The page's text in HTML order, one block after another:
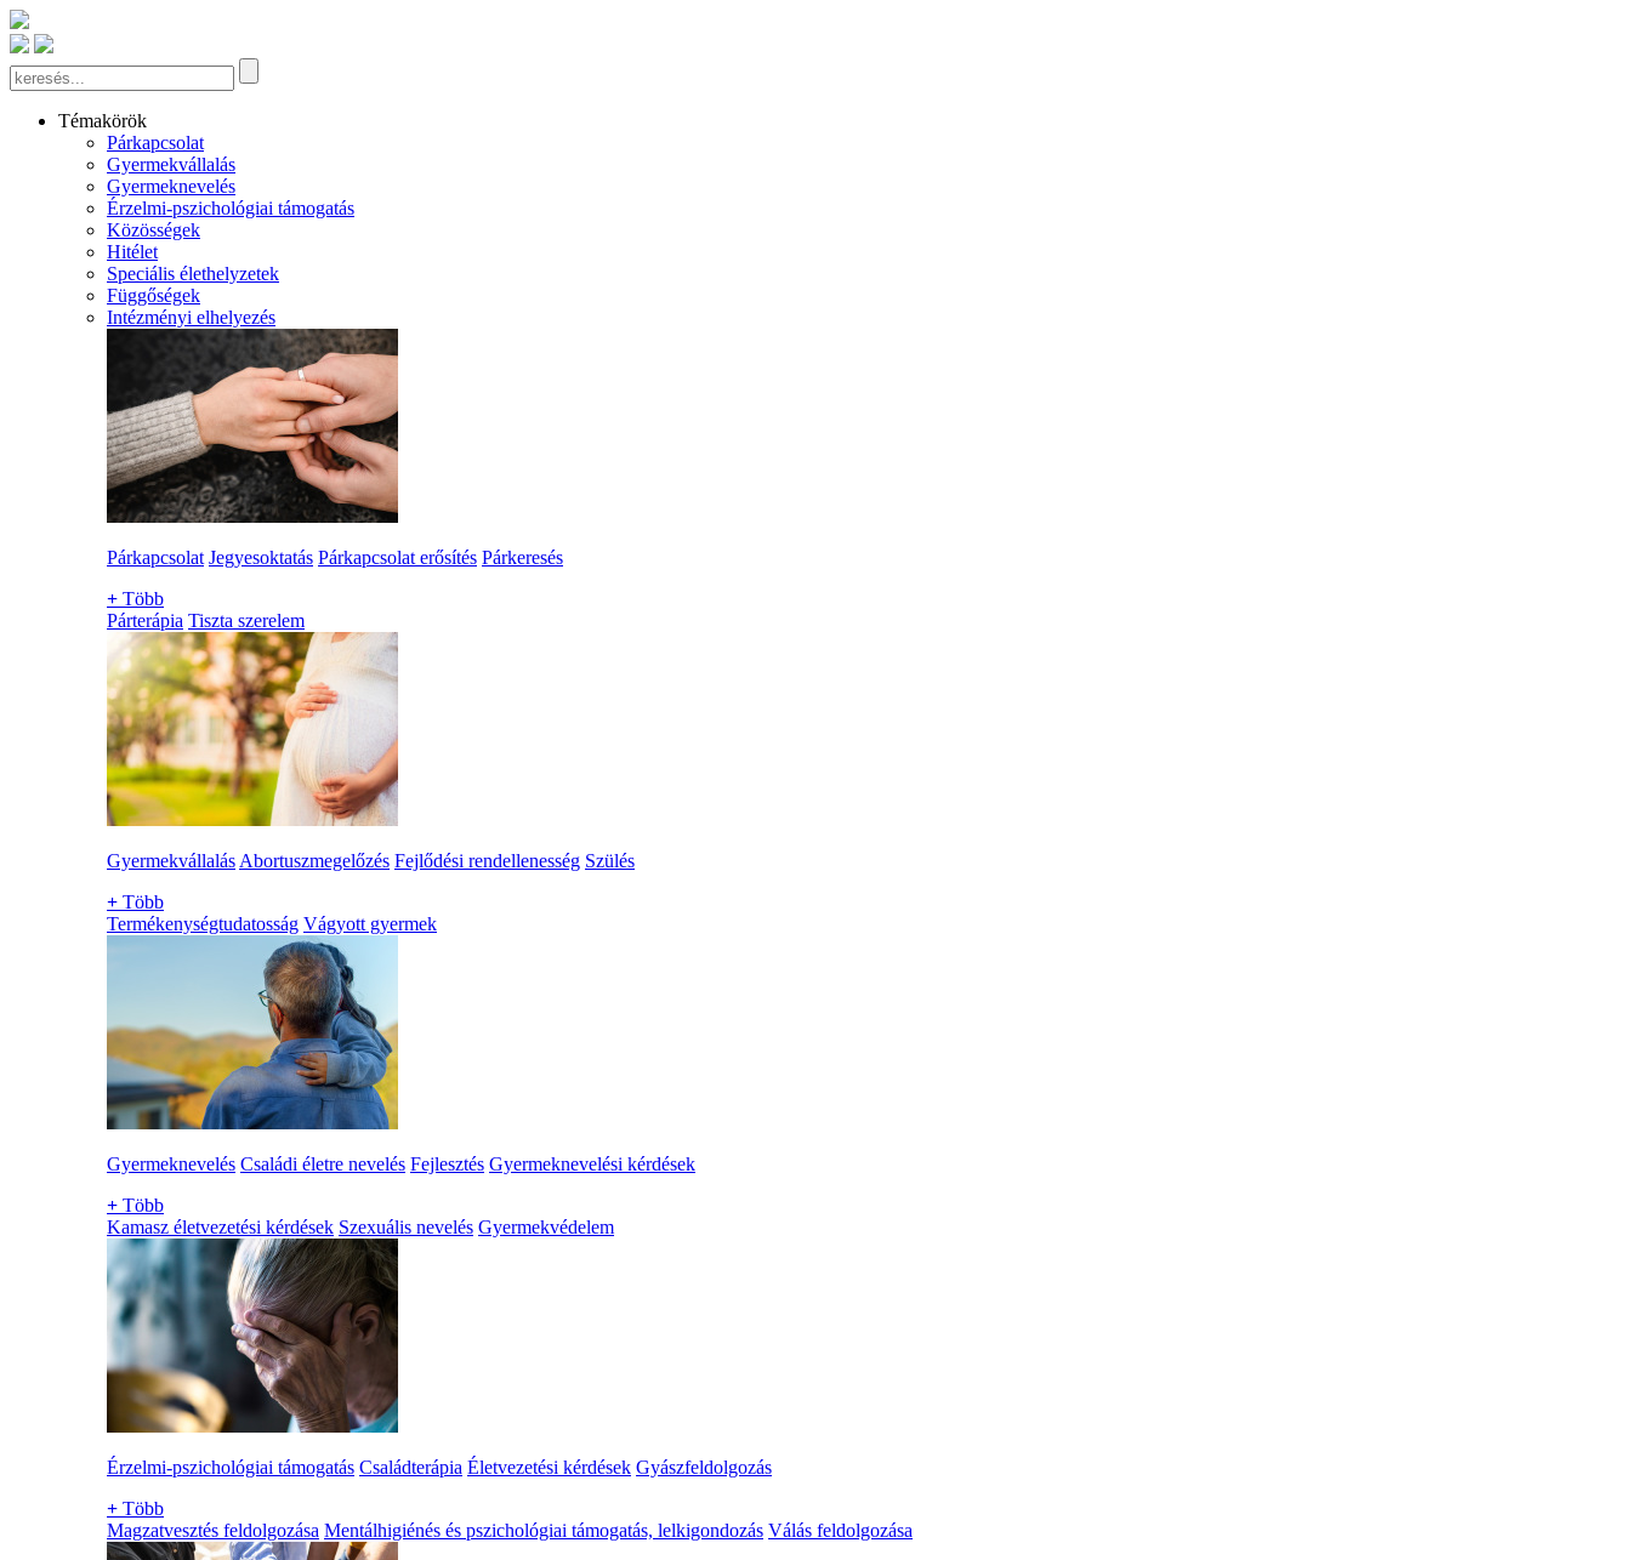
Témakörök
Párkapcsolat
Gyermekvállalás
Gyermeknevelés
Érzelmi-pszichológiai támogatás
Közösségek
Hitélet
Speciális élethelyzetek
Függőségek
Intézményi elhelyezés
Párkapcsolat Jegyesoktatás Párkapcsolat erősítés Párkeresés
+ Több
Párterápia Tiszta szerelem
Gyermekvállalás Abortuszmegelőzés Fejlődési rendellenesség Szülés
+ Több
Termékenységtudatosság Vágyott gyermek
Gyermeknevelés Családi életre nevelés Fejlesztés Gyermeknevelési kérdések
+ Több
Kamasz életvezetési kérdések Szexuális nevelés Gyermekvédelem
Érzelmi-pszichológiai támogatás Családterápia Életvezetési kérdések Gyászfeldolgozás
+ Több
Magzatvesztés feldolgozása Mentálhigiénés és pszichológiai támogatás, lelkigondozás Válás feldolgozása